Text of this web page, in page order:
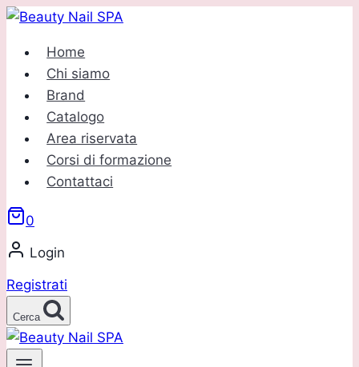
Salta
contenuto
Home
Chi siamo
Brand
Catalogo
Area riservata
Corsi di formazione
Contattaci
0
Login
Registrati
Cerca